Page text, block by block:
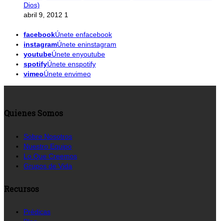
Dios)
abril 9, 2012 1
facebookÚnete enfacebook
instagramÚnete eninstagram
youtubeÚnete enyoutube
spotifyÚnete enspotify
vimeoÚnete envimeo
Quienes Somos
Sobre Nosotros
Nuestro Equipo
Lo Que Creemos
Grupos de Vida
Recursos
Prédicas